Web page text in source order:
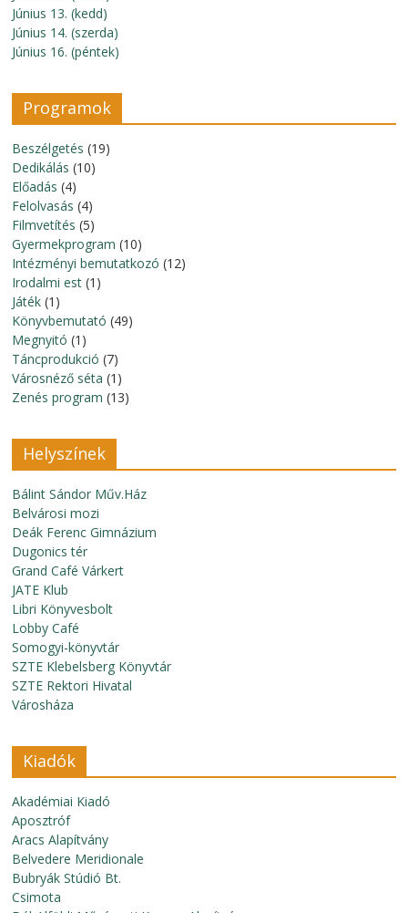
Június 13. (kedd)
Június 14. (szerda)
Június 16. (péntek)
Programok
Beszélgetés (19)
Dedikálás (10)
Előadás (4)
Felolvasás (4)
Filmvetítés (5)
Gyermekprogram (10)
Intézményi bemutatkozó (12)
Irodalmi est (1)
Játék (1)
Könyvbemutató (49)
Megnyitó (1)
Táncprodukció (7)
Városnéző séta (1)
Zenés program (13)
Helyszínek
Bálint Sándor Műv.Ház
Belvárosi mozi
Deák Ferenc Gimnázium
Dugonics tér
Grand Café Várkert
JATE Klub
Libri Könyvesbolt
Lobby Café
Somogyi-könyvtár
SZTE Klebelsberg Könyvtár
SZTE Rektori Hivatal
Városháza
Kiadók
Akadémiai Kiadó
Aposztróf
Aracs Alapítvány
Belvedere Meridionale
Bubryák Stúdió Bt.
Csimota